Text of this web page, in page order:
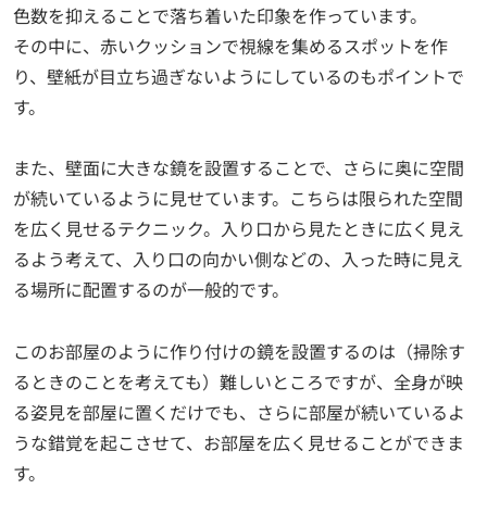
色数を抑えることで落ち着いた印象を作っています。
その中に、赤いクッションで視線を集めるスポットを作
り、壁紙が目立ち過ぎないようにしているのもポイントで
す。
また、壁面に大きな鏡を設置することで、さらに奥に空間
が続いているように見せています。こちらは限られた空間
を広く見せるテクニック。入り口から見たときに広く見え
るよう考えて、入り口の向かい側などの、入った時に見え
る場所に配置するのが一般的です。
このお部屋のように作り付けの鏡を設置するのは（掃除す
るときのことを考えても）難しいところですが、全身が映
る姿見を部屋に置くだけでも、さらに部屋が続いているよ
うな錯覚を起こさせて、お部屋を広く見せることができま
す。